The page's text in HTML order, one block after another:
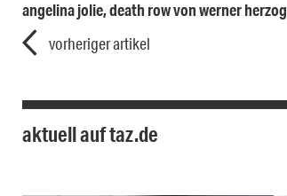
angelina jolie, death row von werner herzog
vorheriger artikel
aktuell auf taz.de